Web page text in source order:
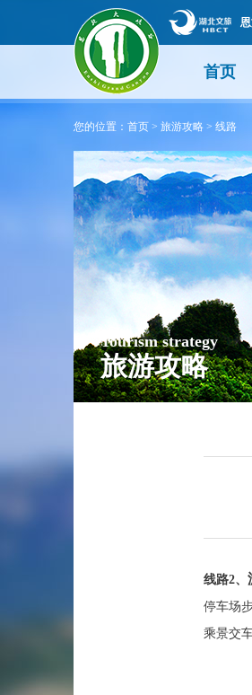
首页
您的位置： 首页 > 旅游攻略 > 线路
Tourism strategy
旅游攻略
线路2、
停车场
乘景交